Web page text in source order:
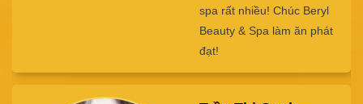
đội ngũ chuyên gia, kỹ
thuật viên rất chuyên môn.